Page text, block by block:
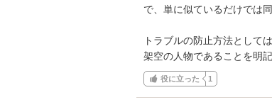
で、単に似ているだけでは
トラブルの防止方法として
架空の人物であることを明
役に立った 1